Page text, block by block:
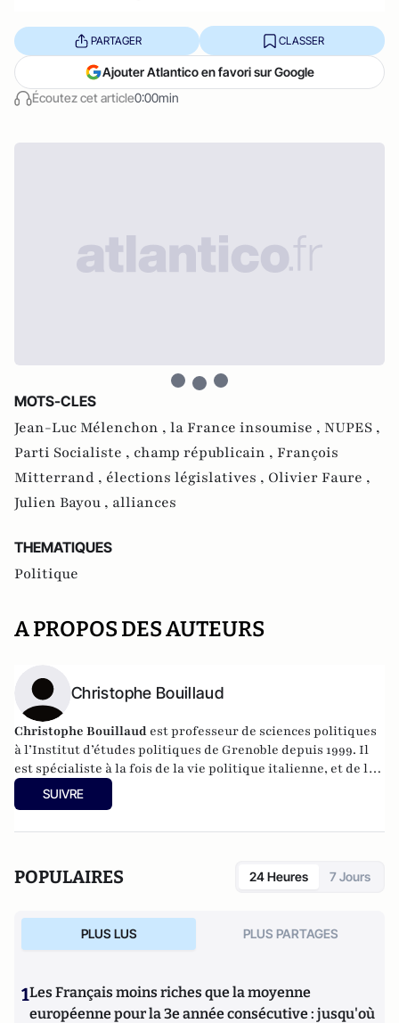
Écoutez cet article0:00min
PARTAGER CLASSER
Ajouter Atlantico en favori sur Google
MOTS-CLES
Jean-Luc Mélenchon , la France insoumise , NUPES ,
Parti Socialiste , champ républicain , François
Mitterrand , élections législatives , Olivier Faure ,
Julien Bayou , alliances
THEMATIQUES
Politique
A PROPOS DES AUTEURS
Christophe Bouillaud
Christophe Bouillaud est professeur de sciences politiques
à l’Institut d’études politiques de Grenoble depuis 1999. Il
est spécialiste à la fois de la vie politique italienne, et de la
vie politique européenne, en particulier sous l’angle des
partis.
SUIVRE
POPULAIRES 24 Heures 7 Jours
PLUS LUS PLUS PARTAGES
1Les Français moins riches que la moyenne
européenne pour la 3e année consécutive : jusqu'où